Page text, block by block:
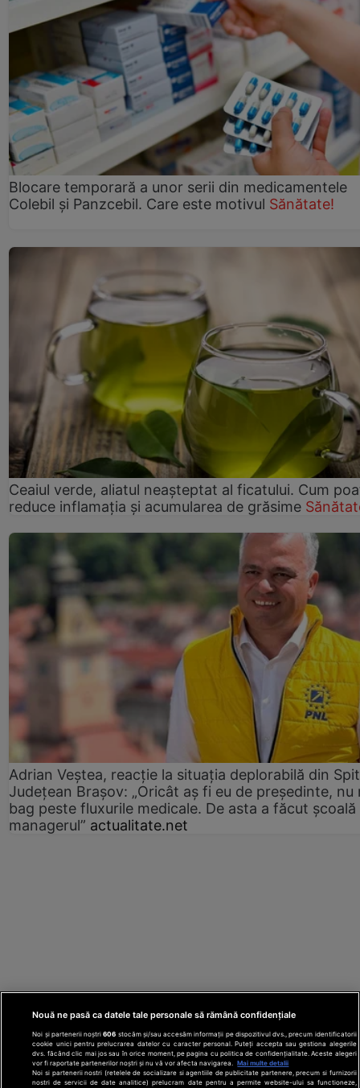
Blocare temporară a unor serii din medicamentele
Colebil și Panzcebil. Care este motivul Sănătate!
Ceaiul verde, aliatul neașteptat al ficatului. Cum
reduce inflamația și acumularea de grăsime
Adrian Veștea, reacție la situația deplorabilă din
Județean Brașov: „Oricât aș fi eu de președinte, nu
bag peste fluxurile medicale. De asta a făcut școală
managerul” actualitate.net
Nouă ne pasă ca datele tale personale să rămână confidențiale
Noi și partenerii noștri606 stocăm și/sau accesăm informații pe dispozitivul dvs., precum identificatorii
cookie unici pentru prelucrarea datelor cu caracter personal. Puteți accepta sau gestiona alegerile
dvs. făcând clic mai jos sau în orice moment, pe pagina cu politica de confidențialitate. Aceste alegeri
vor fi raportate partenerilor noștri și nu vă vor afecta navigarea.
Mai multe detalii
Noi si partenerii nostri (retelele de socializare si agentiile de publicitate partenere, precum si furnizorii
nostri de servicii de date analitice) prelucram date pentru a permite website-ului sa functioneze,